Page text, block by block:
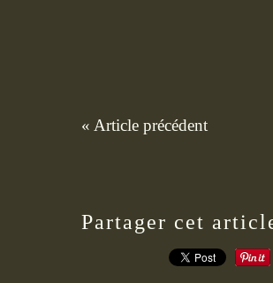
« Article précédent
Partager cet